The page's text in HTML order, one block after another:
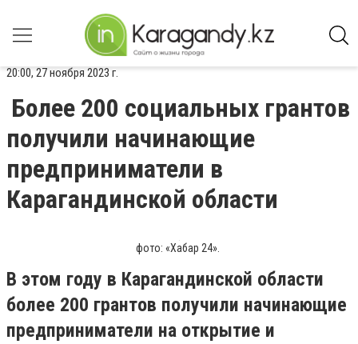
20:00, 27 ноября 2023 г.
Более 200 социальных грантов
получили начинающие
предприниматели в
Карагандинской области
фото: «Хабар 24».
В этом году в Карагандинской области
более 200 грантов получили начинающие
предприниматели на открытие и